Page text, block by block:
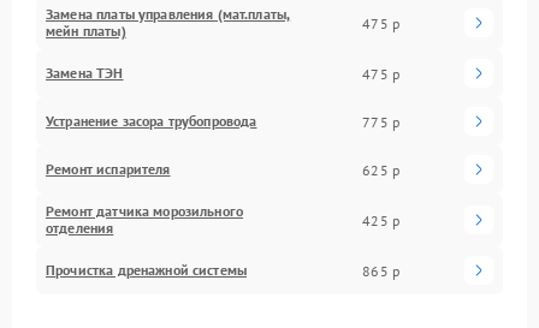
Замена платы управления (мат.платы,
мейн платы)
475 р
Замена ТЭН 475 р
Устранение засора трубопровода 775 р
Ремонт испарителя 625 р
Ремонт датчика морозильного
отделения
425 р
Прочистка дренажной системы 865 р